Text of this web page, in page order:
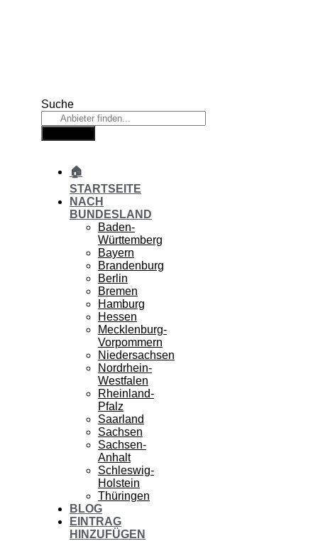
Suche
🏠
STARTSEITE
NACH
BUNDESLAND
Baden-
Württemberg
Bayern
Brandenburg
Berlin
Bremen
Hamburg
Hessen
Mecklenburg-
Vorpommern
Niedersachsen
Nordrhein-
Westfalen
Rheinland-
Pfalz
Saarland
Sachsen
Sachsen-
Anhalt
Schleswig-
Holstein
Thüringen
BLOG
EINTRAG
HINZUFÜGEN